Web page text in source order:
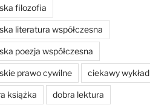
filozofia
literatura współczesna
poezja współczesna
prawo cywilne ciekawy wykład
książka dobra lektura